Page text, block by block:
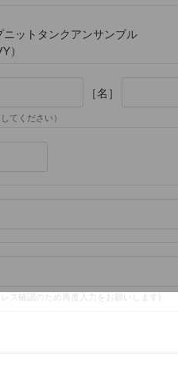
ニットタンクアンサンブル
）
［名］
てください）
レス確認のため再度入力をお願いします)